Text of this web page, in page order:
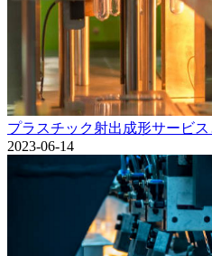
プラスチック射出成形サービ
2023-06-14